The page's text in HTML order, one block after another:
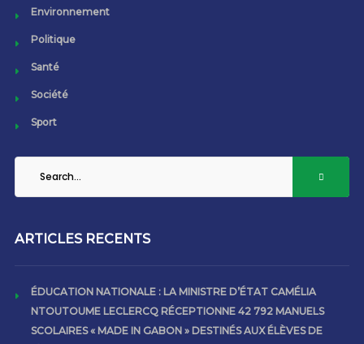
Environnement
Politique
Santé
Société
Sport
ARTICLES RECENTS
ÉDUCATION NATIONALE : LA MINISTRE D’ÉTAT CAMÉLIA
NTOUTOUME LECLERCQ RÉCEPTIONNE 42 792 MANUELS
SCOLAIRES « MADE IN GABON » DESTINÉS AUX ÉLÈVES DE